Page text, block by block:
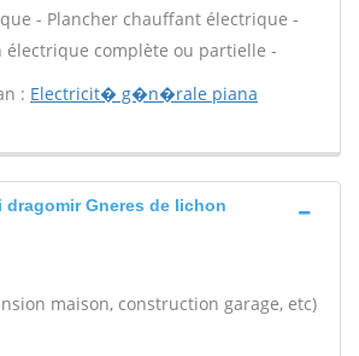
- Plancher chauffant électrique -
électrique complète ou partielle -
: Electricit� g�n�rale piana
dragomir Gneres de lichon
maison, construction garage, etc)